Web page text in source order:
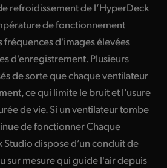
refroidissement de l’HyperDeck
de fonctionnement
fréquences d'images élevées
d'enregistrement. Plusieurs
de sorte que chaque ventilateur
ce qui limite le bruit et l’usure
de vie. Si un ventilateur tombe
de fonctionner Chaque
dispose d’un conduit de
sur mesure qui guide l'air depuis